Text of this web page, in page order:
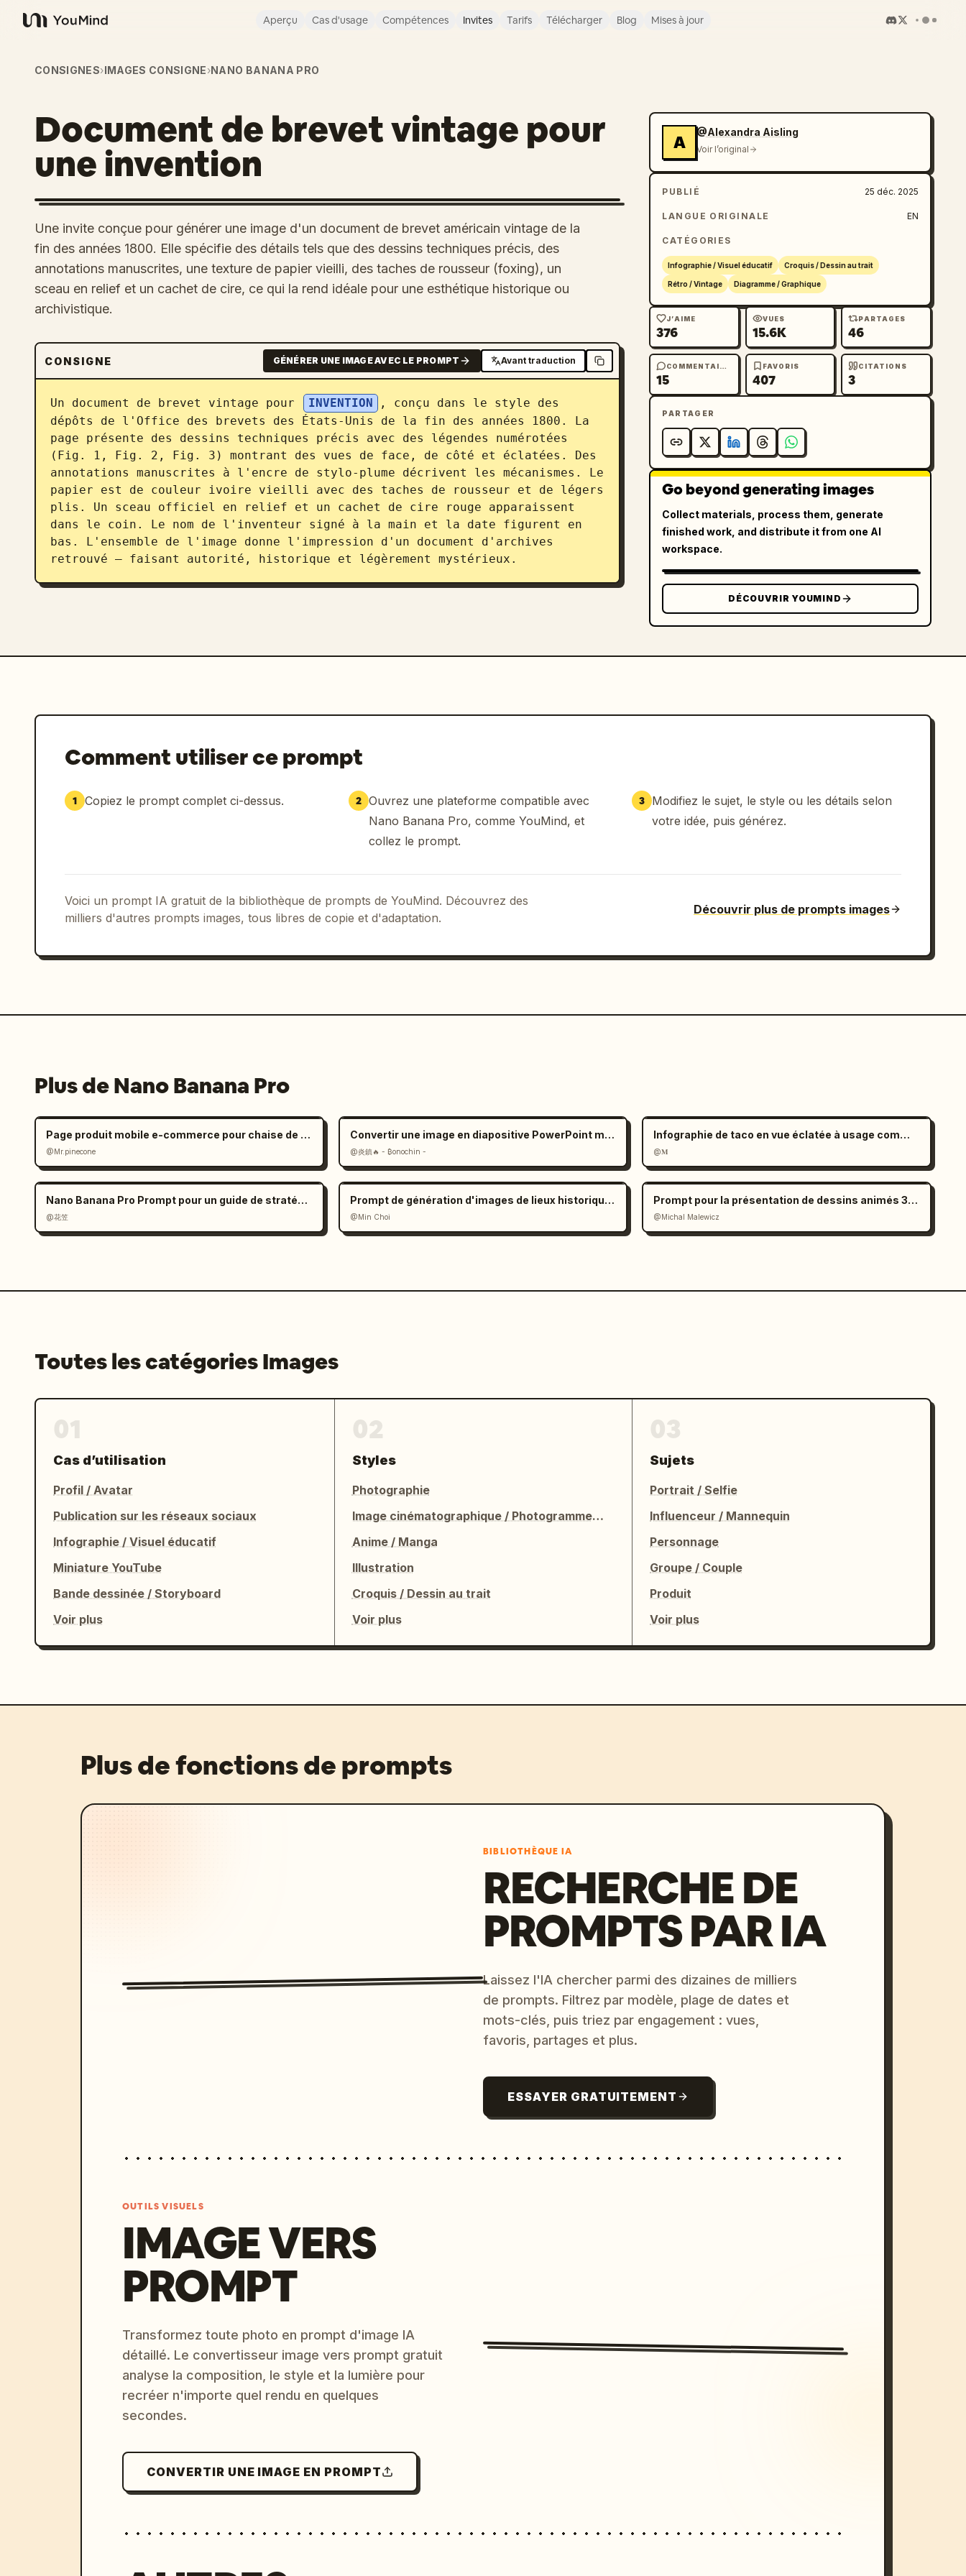
YouMind
Aperçu Cas d'usage Compétences Invites Tarifs Télécharger Blog Mises à jour
CONSIGNES›IMAGES CONSIGNE›NANO BANANA PRO
Document de brevet vintage pour
une invention
Une invite conçue pour générer une image d'un document de brevet américain vintage de la
fin des années 1800. Elle spécifie des détails tels que des dessins techniques précis, des
annotations manuscrites, une texture de papier vieilli, des taches de rousseur (foxing), un
sceau en relief et un cachet de cire, ce qui la rend idéale pour une esthétique historique ou
archivistique.
CONSIGNE GÉNÉRER UNE IMAGE AVEC LE PROMPT Avant traduction
Un document de brevet vintage pour INVENTION
, conçu dans le style des
dépôts de l'Office des brevets des États-Unis de la fin des années 1800. La
page présente des dessins techniques précis avec des légendes numérotées
(Fig. 1, Fig. 2, Fig. 3) montrant des vues de face, de côté et éclatées. Des
annotations manuscrites à l'encre de stylo-plume décrivent les mécanismes. Le
papier est de couleur ivoire vieilli avec des taches de rousseur et de légers
plis. Un sceau officiel en relief et un cachet de cire rouge apparaissent
dans le coin. Le nom de l'inventeur signé à la main et la date figurent en
bas. L'ensemble de l'image donne l'impression d'un document d'archives
retrouvé — faisant autorité, historique et légèrement mystérieux.
A
@Alexandra Aisling
Voir l’original
PUBLIÉ 25 déc. 2025
LANGUE ORIGINALE EN
CATÉGORIES
Infographie / Visuel éducatif Croquis / Dessin au trait
Rétro / Vintage Diagramme / Graphique
J’AIME
376
VUES
15.6K
PARTAGES
46
COMMENTAIRES
15
FAVORIS
407
CITATIONS
3
PARTAGER
Go beyond generating images
Collect materials, process them, generate
finished work, and distribute it from one AI
workspace.
DÉCOUVRIR YOUMIND
Comment utiliser ce prompt
1 Copiez le prompt complet ci-dessus. 2 Ouvrez une plateforme compatible avec
Nano Banana Pro, comme YouMind, et
collez le prompt.
3
Modifiez le sujet, le style ou les détails selon
votre idée, puis générez.
Voici un prompt IA gratuit de la bibliothèque de prompts de YouMind. Découvrez des
milliers d'autres prompts images, tous libres de copie et d'adaptation.
Découvrir plus de prompts images
Plus de Nano Banana Pro
Page produit mobile e-commerce pour chaise de bureau ergonomique
@Mr.pinecone
Convertir une image en diapositive PowerPoint modifiable : invite
@炎鎮🔥 - ₿onochin -
Infographie de taco en vue éclatée à usage commercial
@𝐌
Nano Banana Pro Prompt pour un guide de stratégie de jeu
@花笠
Prompt de génération d'images de lieux historiques
@Min Choi
Prompt pour la présentation de dessins animés 3D des plus hauts bâtiments de la ville
@Michal Malewicz
Toutes les catégories Images
Cas d’utilisation
Profil / Avatar
Publication sur les réseaux sociaux
Infographie / Visuel éducatif
Miniature YouTube
Bande dessinée / Storyboard
Voir plus
Styles
Photographie
Image cinématographique / Photogramme de film
Anime / Manga
Illustration
Croquis / Dessin au trait
Voir plus
Sujets
Portrait / Selfie
Influenceur / Mannequin
Personnage
Groupe / Couple
Produit
Voir plus
Plus de fonctions de prompts
BIBLIOTHÈQUE IA
RECHERCHE DE
PROMPTS PAR IA
Laissez l'IA chercher parmi des dizaines de milliers
de prompts. Filtrez par modèle, plage de dates et
mots-clés, puis triez par engagement : vues,
favoris, partages et plus.
ESSAYER GRATUITEMENT
OUTILS VISUELS
IMAGE VERS
PROMPT
Transformez toute photo en prompt d'image IA
détaillé. Le convertisseur image vers prompt gratuit
analyse la composition, le style et la lumière pour
recréer n'importe quel rendu en quelques
secondes.
CONVERTIR UNE IMAGE EN PROMPT